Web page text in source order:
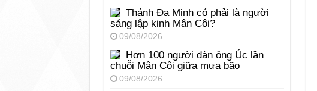
Thánh Đa Minh có phải là người
sáng lập kinh Mân Côi?
09/08/2026
Hơn 100 người đàn ông Úc lần
chuỗi Mân Côi giữa mưa bão
09/08/2026